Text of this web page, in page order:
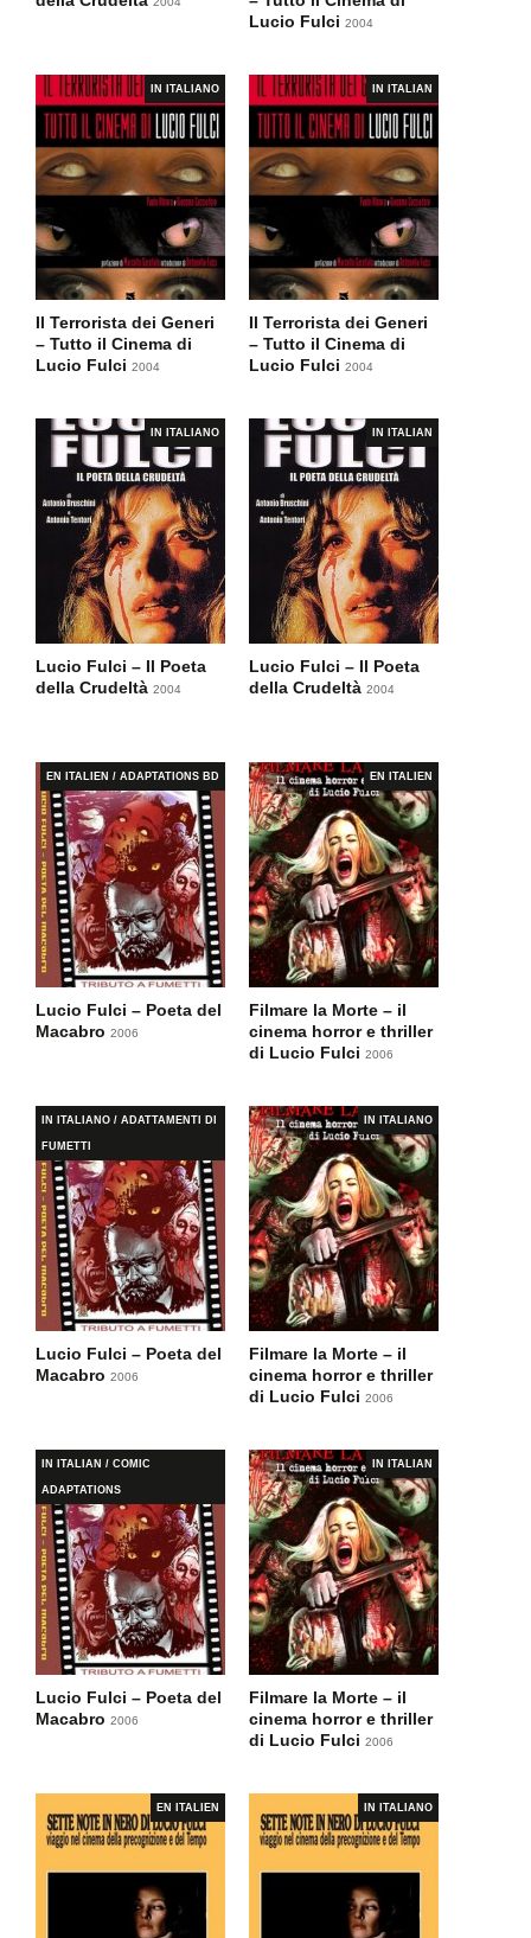
Lucio Fulci 2004
IN ITALIANO
Il Terrorista dei Generi
– Tutto il Cinema di
Lucio Fulci 2004
IN ITALIAN
Il Terrorista dei Generi
– Tutto il Cinema di
Lucio Fulci 2004
IN ITALIANO
Lucio Fulci – Il Poeta
della Crudeltà 2004
IN ITALIAN
Lucio Fulci – Il Poeta
della Crudeltà 2004
EN ITALIEN / ADAPTATIONS BD
Lucio Fulci – Poeta del
Macabro 2006
EN ITALIEN
Filmare la Morte – il
cinema horror e thriller
di Lucio Fulci 2006
IN ITALIANO / ADATTAMENTI DI
FUMETTI
Lucio Fulci – Poeta del
Macabro 2006
IN ITALIANO
Filmare la Morte – il
cinema horror e thriller
di Lucio Fulci 2006
IN ITALIAN / COMIC
ADAPTATIONS
Lucio Fulci – Poeta del
Macabro 2006
IN ITALIAN
Filmare la Morte – il
cinema horror e thriller
di Lucio Fulci 2006
EN ITALIEN IN ITALIANO